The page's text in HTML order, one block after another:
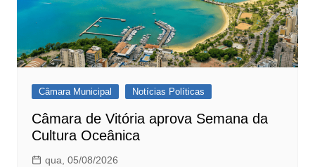
Câmara Municipal Notícias Políticas
Câmara de Vitória aprova Semana da
Cultura Oceânica
qua, 05/08/2026